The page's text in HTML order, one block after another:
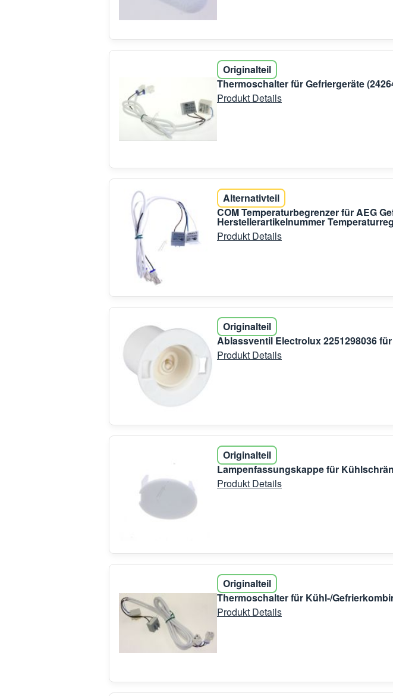
Originalteil
Thermoschalter für Gefriergeräte
Produkt Details
Alternativteil
COM Temperaturbegrenzer für AEG
Herstellerartikelnummer
Produkt Details
Originalteil
Ablassventil Electrolux 2251298036
Produkt Details
Originalteil
Lampenfassungskappe für
Produkt Details
Originalteil
Thermoschalter für Kühl-/
Produkt Details